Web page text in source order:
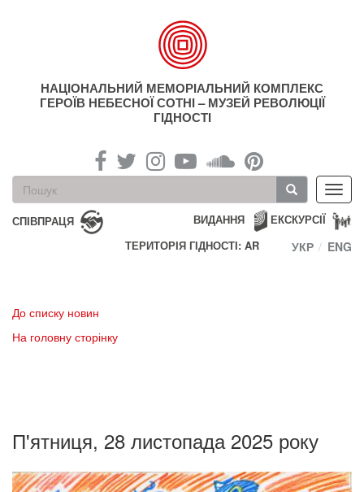
НАЦІОНАЛЬНИЙ МЕМОРІАЛЬНИЙ КОМПЛЕКС
ГЕРОЇВ НЕБЕСНОЇ СОТНІ – МУЗЕЙ РЕВОЛЮЦІЇ
ГІДНОСТІ
Пошукова
форма
Пошук
СПІВПРАЦЯ ЕКСКУРСІЇ
ВИДАННЯ
ТЕРИТОРІЯ ГІДНОСТІ: AR
УКР ENG
До списку новин
На головну сторінку
П'ятниця, 28 листопада 2025 року